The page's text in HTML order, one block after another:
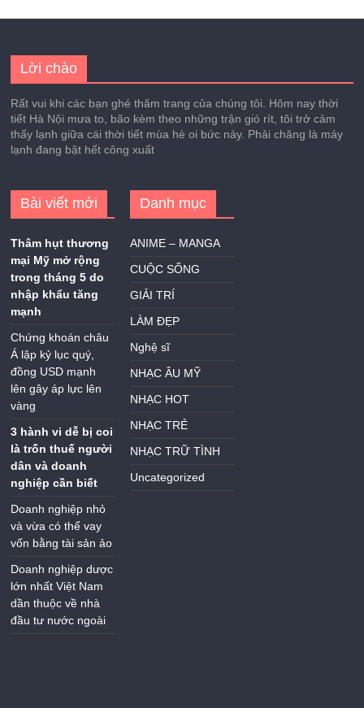
Lời chào
Rất vui khi các bạn ghé thăm trang của chúng tôi. Hôm nay thời
tiết Hà Nội mưa to, bão kèm theo những trận gió rít, tôi trở cảm
thấy lạnh giữa cái thời tiết mùa hè oi bức này. Phải chăng là máy
lạnh đang bật hết công xuất
Bài viết mới
Thâm hụt thương
mại Mỹ mở rộng
trong tháng 5 do
nhập khẩu tăng
mạnh
Chứng khoán châu
Á lập kỷ lục quý,
đồng USD mạnh
lên gây áp lực lên
vàng
3 hành vi dễ bị coi
là trốn thuế người
dân và doanh
nghiệp cần biết
Doanh nghiệp nhỏ
và vừa có thể vay
vốn bằng tài sản ảo
Doanh nghiệp dược
lớn nhất Việt Nam
dần thuộc về nhà
đầu tư nước ngoài
Danh mục
ANIME – MANGA
CUỘC SỐNG
GIẢI TRÍ
LÀM ĐẸP
Nghệ sĩ
NHẠC ÂU MỸ
NHẠC HOT
NHẠC TRẺ
NHẠC TRỮ TÌNH
Uncategorized